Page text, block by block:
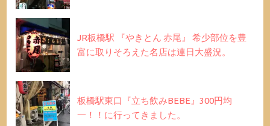
JR板橋駅 『やきとん 赤尾』 希少部位を豊
富に取りそろえた名店は連日大盛況。
板橋駅東口『立ち飲みBEBE』300円均
一！！に行ってきました。